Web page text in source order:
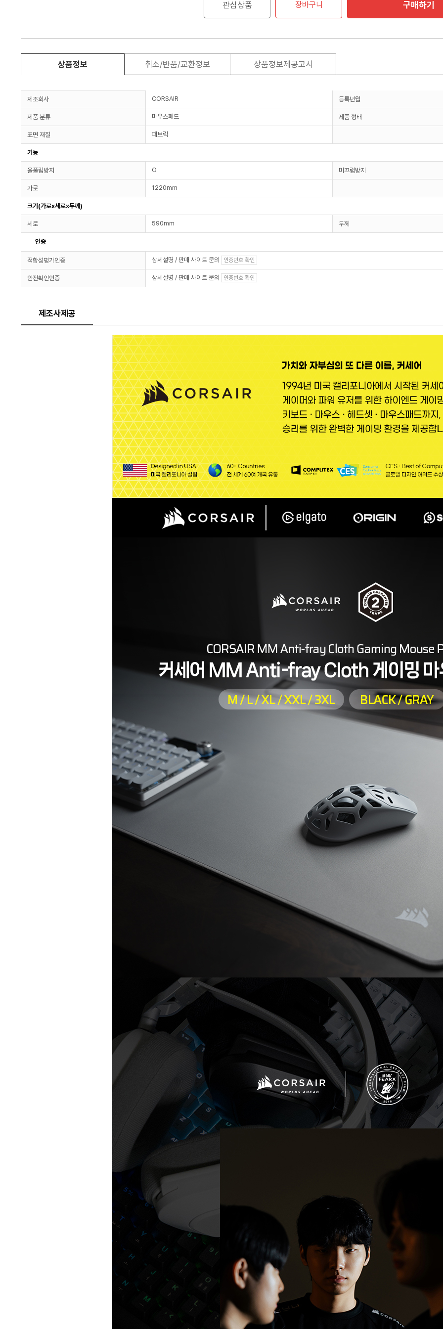
관심상품 장바구니 구매하기
상품정보 취소/반품/교환정보 상품정보제공고시
제조회사 CORSAIR 등록년월
제품 분류 마우스패드 제품 형태
표면 재질 패브릭
기능
올풀림방지 O 미끄럼방지
가로 1220mm
크기(가로x세로x두께)
세로 590mm 두께
인증
적합성평가인증 상세설명 / 판매 사이트 문의 인증번호 확인
안전확인인증 상세설명 / 판매 사이트 문의 인증번호 확인
제조사제공